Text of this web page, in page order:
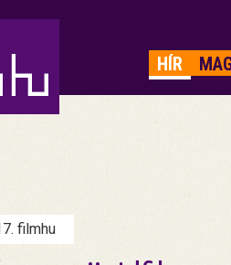
HÍR
filmhu